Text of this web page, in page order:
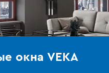
окна VEKA